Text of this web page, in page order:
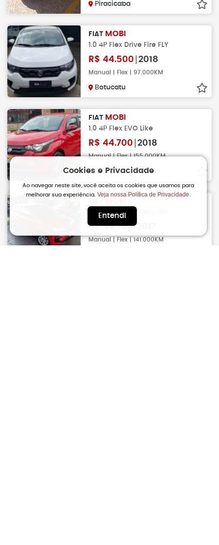
Piracicaba
FIAT MOBI
1.0 4P Flex Drive Fire FLY
R$ 44.500 2018
Manual | Flex | 97.000KM
Botucatu
FIAT MOBI
1.0 4P Flex EVO Like
R$ 44.700 2018
Manual | Flex | 155.000KM
Bauru
1.0 4P Flex EVO Easy ON
R$44.790
Manual | Flex | 141.000KM
Cookies e Privacidade
Ao navegar neste site, você aceita os cookies que usamos para
melhorar sua experiência.Veja nossa Política de Privacidade.
Entendi